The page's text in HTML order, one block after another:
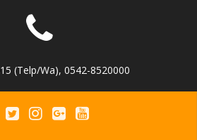
(Telp/Wa), 0542-8520000